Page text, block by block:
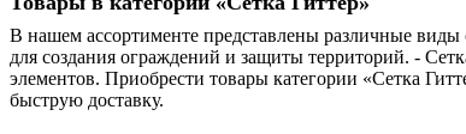
В нашем ассортименте представлены различные
для создания ограждений и защиты территорий. -
элементов. Приобрести товары категории «Сетка
быструю доставку.